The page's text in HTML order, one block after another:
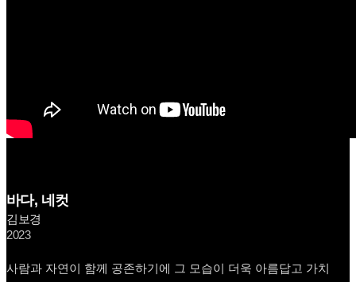
바다, 네컷
김보경
2023
사람과 자연이 함께 공존하기에 그 모습이 더욱 아름답고 가치